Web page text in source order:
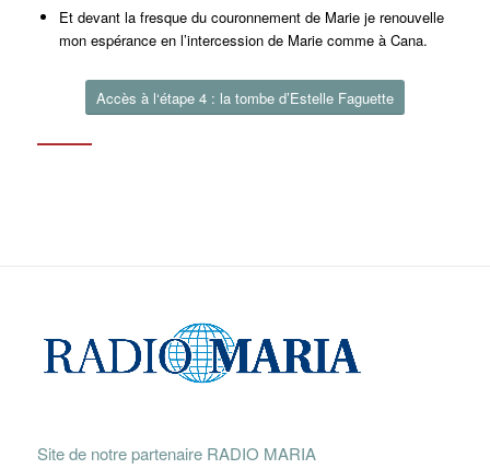
Et devant la fresque du couronnement de Marie je renouvelle
mon espérance en l’intercession de Marie comme à Cana.
Accès à l‘étape 4 : la tombe d’Estelle Faguette
Site de notre partenaire RADIO MARIA